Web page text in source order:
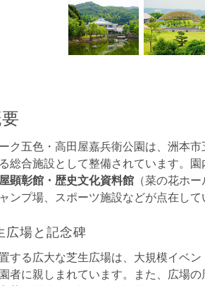
ク五色・高田屋嘉兵衛公園は、洲本
総合施設として整備されています。
顕彰館・歴史文化資料館 （菜の花ホ
ンプ場、スポーツ施設などが点在して
広場と記念碑
する広大な芝生広場は、大規模イベ
者に親しまれています。また、広場